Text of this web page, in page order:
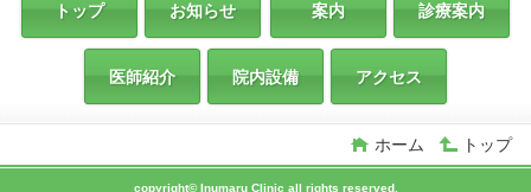
トップ お知らせ 案内 診療案内
医師紹介 院内設備 アクセス
ホーム トップ
copyright© Inumaru Clinic all rights reserved.